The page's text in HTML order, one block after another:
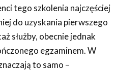
tego szkolenia najczęściej
do uzyskania pierwszego
służby, obecnie jednak
egzaminem. W
to samo –